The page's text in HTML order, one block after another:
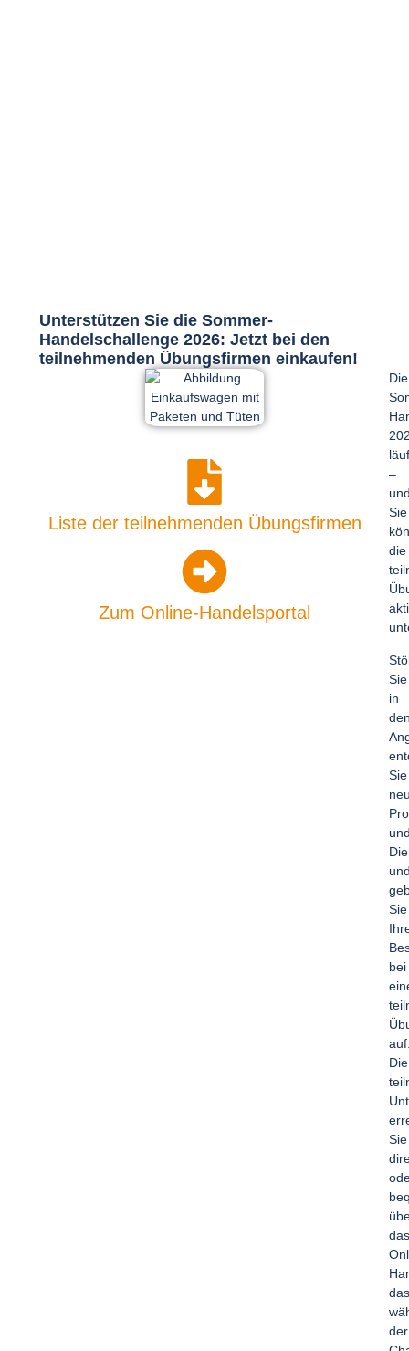
Unterstützen Sie die Sommer-
Handelschallenge 2026: Jetzt bei den
teilnehmenden Übungsfirmen einkaufen!
Liste der teilnehmenden Übungsfirmen
Zum Online-Handelsportal
Die
–
Sie
die
Sie
in
Sie
Sie
bei
Die
Sie
das
das
der